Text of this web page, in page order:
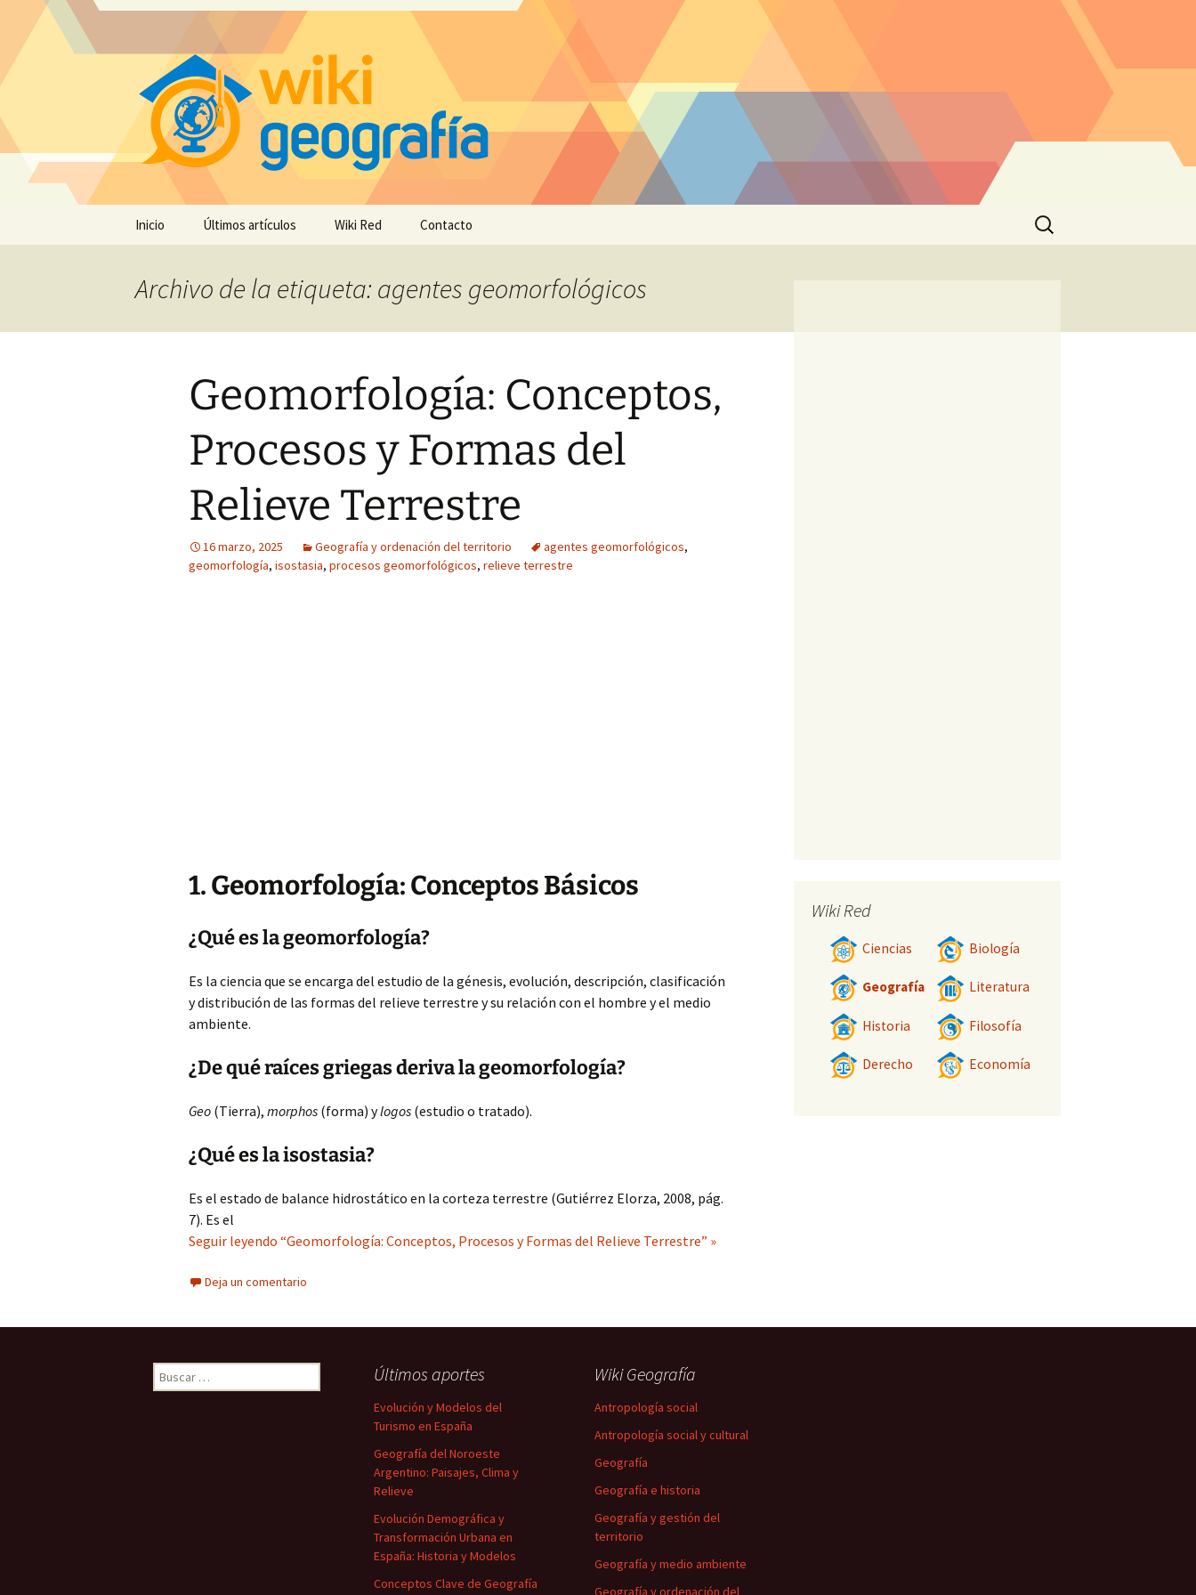
Inicio Últimos artículos Wiki Red Contacto
Buscar:
Archivo de la etiqueta: agentes geomorfológicos
Geomorfología: Conceptos,
Procesos y Formas del
Relieve Terrestre
16 marzo, 2025 Geografía y ordenación del territorio agentes geomorfológicos,
geomorfología, isostasia, procesos geomorfológicos, relieve terrestre
1. Geomorfología: Conceptos Básicos
¿Qué es la geomorfología?
Es la ciencia que se encarga del estudio de la génesis, evolución, descripción, clasificación
y distribución de las formas del relieve terrestre y su relación con el hombre y el medio
ambiente.
¿De qué raíces griegas deriva la geomorfología?
Geo (Tierra), morphos (forma) ylogos (estudio o tratado).
¿Qué es la isostasia?
Es el estado de balance hidrostático en la corteza terrestre (Gutiérrez Elorza, 2008, pág.
7). Es el
Seguir leyendo “Geomorfología: Conceptos, Procesos y Formas del Relieve Terrestre” »
Deja un comentario
Wiki Red
Ciencias Biología
Geografía Literatura
Historia Filosofía
Derecho Economía
Buscar: Últimos aportes
Evolución y Modelos del
Turismo en España
Geografía del Noroeste
Argentino: Paisajes, Clima y
Relieve
Evolución Demográfica y
Transformación Urbana en
España: Historia y Modelos
Conceptos Clave de Geografía
Wiki Geografía
Antropología social
Antropología social y cultural
Geografía
Geografía e historia
Geografía y gestión del
territorio
Geografía y medio ambiente
Geografía y ordenación del